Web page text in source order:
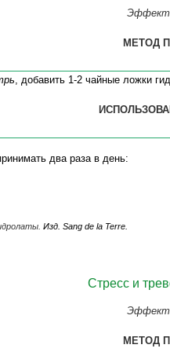
МЕТОД
добавить 1-2 чайные ложки
два раза в день:
Изд. Sang de la Terre.
Стресс и
МЕТОД